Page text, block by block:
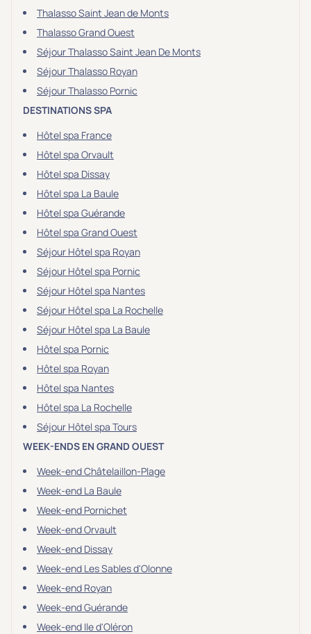
Thalasso Saint Jean de Monts
Thalasso Grand Ouest
Séjour Thalasso Saint Jean De Monts
Séjour Thalasso Royan
Séjour Thalasso Pornic
DESTINATIONS SPA
Hôtel spa France
Hôtel spa Orvault
Hôtel spa Dissay
Hôtel spa La Baule
Hôtel spa Guérande
Hôtel spa Grand Ouest
Séjour Hôtel spa Royan
Séjour Hôtel spa Pornic
Séjour Hôtel spa Nantes
Séjour Hôtel spa La Rochelle
Séjour Hôtel spa La Baule
Hôtel spa Pornic
Hôtel spa Royan
Hôtel spa Nantes
Hôtel spa La Rochelle
Séjour Hôtel spa Tours
WEEK-ENDS EN GRAND OUEST
Week-end Châtelaillon-Plage
Week-end La Baule
Week-end Pornichet
Week-end Orvault
Week-end Dissay
Week-end Les Sables d'Olonne
Week-end Royan
Week-end Guérande
Week-end Ile d'Oléron